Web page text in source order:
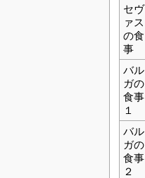
セヴ
ァス
の食
事
バル
ガの
食事
１
バル
ガの
食事
２